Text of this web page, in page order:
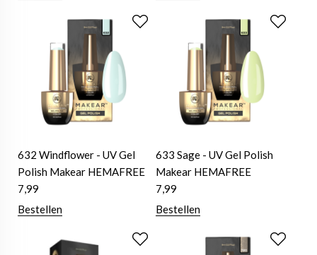
632 Windflower - UV Gel
Polish Makear HEMAFREE
7,99
Bestellen
633 Sage - UV Gel Polish
Makear HEMAFREE
7,99
Bestellen